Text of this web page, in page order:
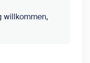
willkommen,